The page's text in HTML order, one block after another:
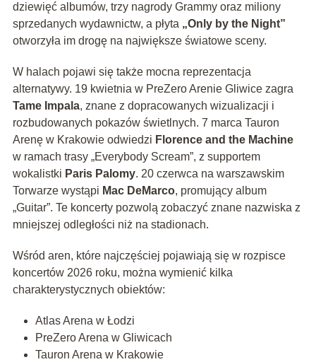
dziewięć albumów, trzy nagrody Grammy oraz miliony
sprzedanych wydawnictw, a płyta „Only by the Night”
otworzyła im drogę na największe światowe sceny.
W halach pojawi się także mocna reprezentacja
alternatywy. 19 kwietnia w PreZero Arenie Gliwice zagra
Tame Impala, znane z dopracowanych wizualizacji i
rozbudowanych pokazów świetlnych. 7 marca Tauron
Arenę w Krakowie odwiedzi Florence and the Machine
w ramach trasy „Everybody Scream”, z supportem
wokalistki Paris Palomy. 20 czerwca na warszawskim
Torwarze wystąpi Mac DeMarco, promujący album
„Guitar”. Te koncerty pozwolą zobaczyć znane nazwiska z
mniejszej odległości niż na stadionach.
Wśród aren, które najczęściej pojawiają się w rozpisce
koncertów 2026 roku, można wymienić kilka
charakterystycznych obiektów:
Atlas Arena w Łodzi
PreZero Arena w Gliwicach
Tauron Arena w Krakowie